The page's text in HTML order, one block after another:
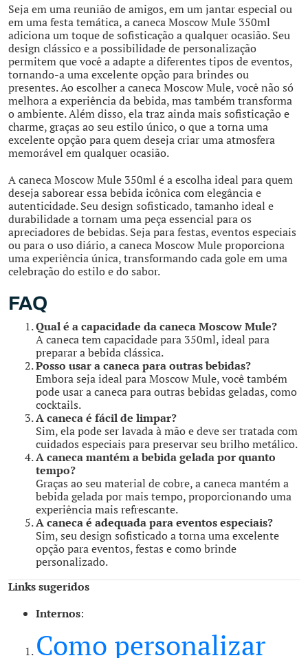
Seja em uma reunião de amigos, em um jantar especial ou
em uma festa temática, a caneca Moscow Mule 350ml
adiciona um toque de sofisticação a qualquer ocasião. Seu
design clássico e a possibilidade de personalização
permitem que você a adapte a diferentes tipos de eventos,
tornando-a uma excelente opção para brindes ou
presentes. Ao escolher a caneca Moscow Mule, você não só
melhora a experiência da bebida, mas também transforma
o ambiente. Além disso, ela traz ainda mais sofisticação e
charme, graças ao seu estilo único, o que a torna uma
excelente opção para quem deseja criar uma atmosfera
memorável em qualquer ocasião.
A caneca Moscow Mule 350ml é a escolha ideal para quem
deseja saborear essa bebida icônica com elegância e
autenticidade. Seu design sofisticado, tamanho ideal e
durabilidade a tornam uma peça essencial para os
apreciadores de bebidas. Seja para festas, eventos especiais
ou para o uso diário, a caneca Moscow Mule proporciona
uma experiência única, transformando cada gole em uma
celebração do estilo e do sabor.
FAQ
Qual é a capacidade da caneca Moscow Mule?
A caneca tem capacidade para 350ml, ideal para
preparar a bebida clássica.
Posso usar a caneca para outras bebidas?
Embora seja ideal para Moscow Mule, você também
pode usar a caneca para outras bebidas geladas, como
cocktails.
A caneca é fácil de limpar?
Sim, ela pode ser lavada à mão e deve ser tratada com
cuidados especiais para preservar seu brilho metálico.
A caneca mantém a bebida gelada por quanto
tempo?
Graças ao seu material de cobre, a caneca mantém a
bebida gelada por mais tempo, proporcionando uma
experiência mais refrescante.
A caneca é adequada para eventos especiais?
Sim, seu design sofisticado a torna uma excelente
opção para eventos, festas e como brinde
personalizado.
Links sugeridos
Internos:
Como personalizar